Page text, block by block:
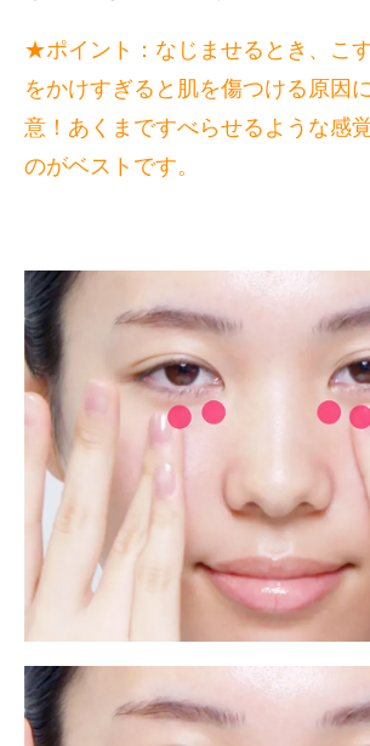
★ポイント：なじませるとき、こ
をかけすぎると肌を傷つける原因
意！あくまですべらせるような感
のがベストです。